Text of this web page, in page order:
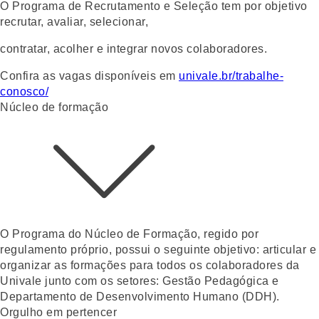
O Programa de Recrutamento e Seleção tem por objetivo
recrutar, avaliar, selecionar,
contratar, acolher e integrar novos colaboradores.
Confira as vagas disponíveis em univale.br/trabalhe-
conosco/
Núcleo de formação
O Programa do Núcleo de Formação, regido por
regulamento próprio, possui o seguinte objetivo: articular e
organizar as formações para todos os colaboradores da
Univale junto com os setores: Gestão Pedagógica e
Departamento de Desenvolvimento Humano (DDH).
Orgulho em pertencer